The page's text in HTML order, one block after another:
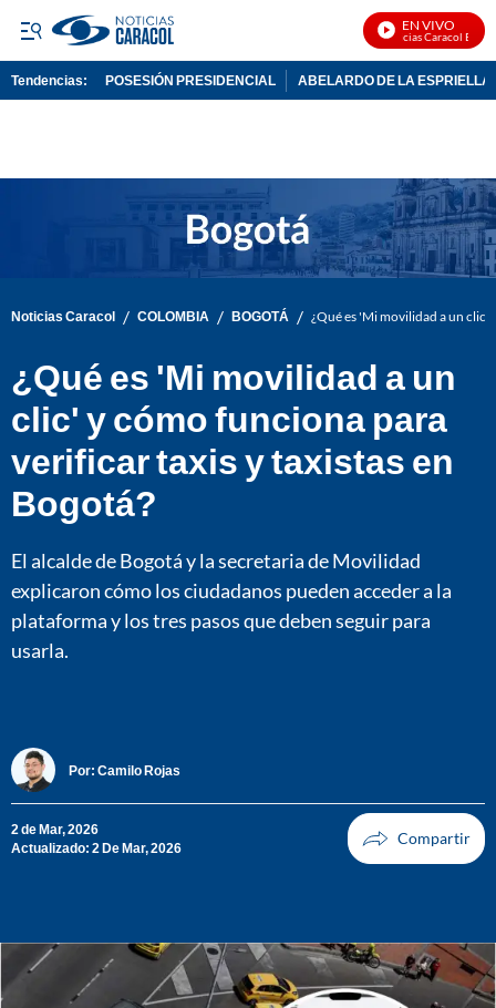
EN VIVO
Noticias Caracol En Vivo
Tendencias: POSESIÓN PRESIDENCIAL ABELARDO DE LA ESPRIELLA
Noticias Caracol / COLOMBIA / BOGOTÁ / ¿Qué es 'Mi movilidad a un clic'
¿Qué es 'Mi movilidad a un
clic' y cómo funciona para
verificar taxis y taxistas en
Bogotá?
El alcalde de Bogotá y la secretaria de Movilidad
explicaron cómo los ciudadanos pueden acceder a la
plataforma y los tres pasos que deben seguir para
usarla.
Por: Camilo Rojas
2 de Mar, 2026
Actualizado: 2 De Mar, 2026